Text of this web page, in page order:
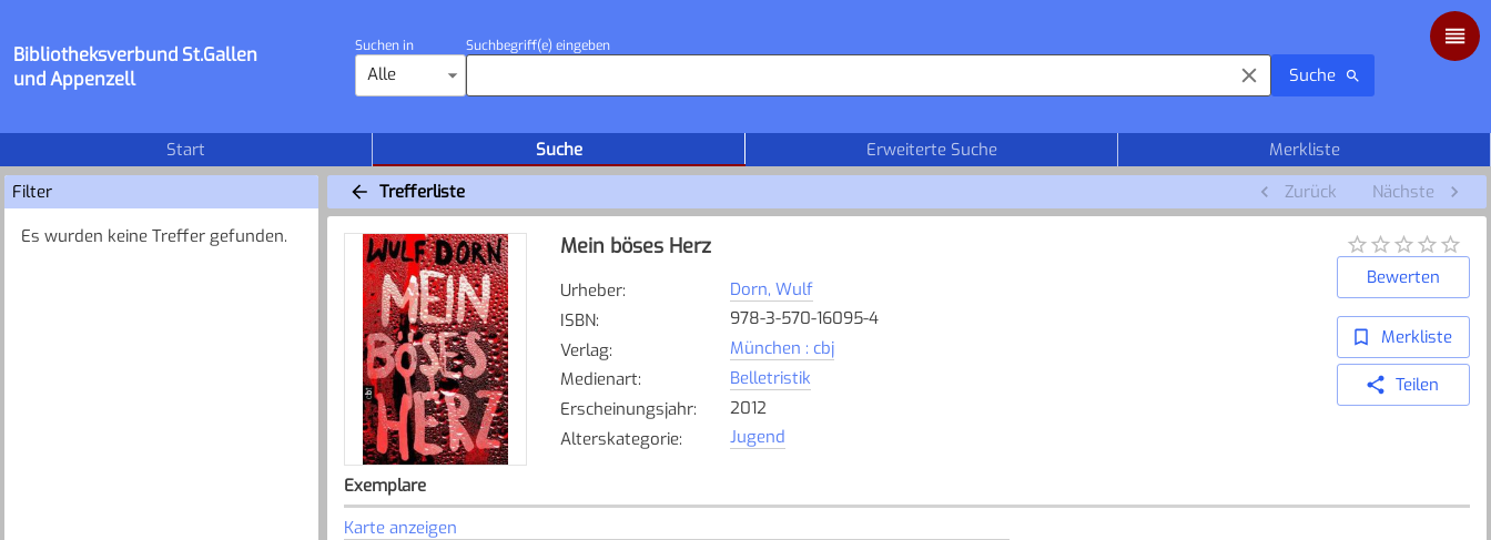
Bibliotheksverbund St.Gallen
und Appenzell
Suchen in
Alle
Suchbegriff(e) eingeben
Suche
Start Suche Erweiterte Suche
Merkliste
Filter
Es wurden keine Treffer gefunden.
Trefferliste Zurück Nächste
Mein böses Herz
Urheber:
Dorn, Wulf
ISBN:
978-3-570-16095-4
Verlag:
München : cbj
Medienart:
Belletristik
Erscheinungsjahr:
2012
Alterskategorie: Jugend
Bewerten
Merkliste
Teilen
Exemplare
Karte anzeigen